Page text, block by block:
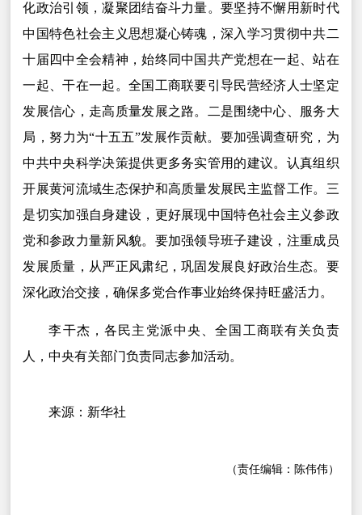
化政治引领，凝聚团结奋斗力量。要坚持不懈用新时代
中国特色社会主义思想凝心铸魂，深入学习贯彻中共二
十届四中全会精神，始终同中国共产党想在一起、站在
一起、干在一起。全国工商联要引导民营经济人士坚定
发展信心，走高质量发展之路。二是围绕中心、服务大
局，努力为“十五五”发展作贡献。要加强调查研究，为
中共中央科学决策提供更多务实管用的建议。认真组织
开展黄河流域生态保护和高质量发展民主监督工作。三
是切实加强自身建设，更好展现中国特色社会主义参政
党和参政力量新风貌。要加强领导班子建设，注重成员
发展质量，从严正风肃纪，巩固发展良好政治生态。要
深化政治交接，确保多党合作事业始终保持旺盛活力。
李干杰，各民主党派中央、全国工商联有关负责
人，中央有关部门负责同志参加活动。
来源：新华社
（责任编辑：陈伟伟）